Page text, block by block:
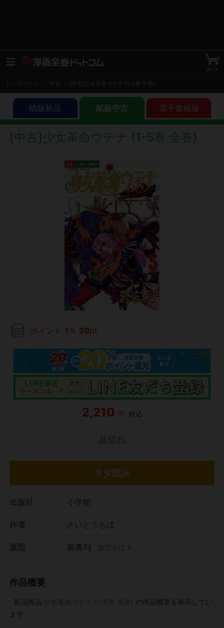
トップページ 中古 [中古]少女革命ウテナ (1-5巻 全巻)
紙版新品 紙版中古 電子書籍版
[中古]少女革命ウテナ (1-5巻 全巻)
ポイント 1 ％ 20pt
2,210 円 税込
タダ読み
小学館
さいとうちほ
新書判
作品概要
新品商品
の作品概要を表示してい
ます